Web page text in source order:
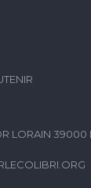
LORAIN 39000